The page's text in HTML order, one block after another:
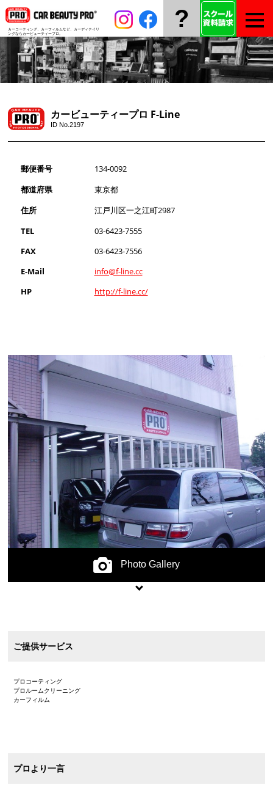
カーコーティング、カーフィルムなど、 カーディテイリ
ングならカービューティープロ。
?
カービューティープロ F-Line
ID No.2197
郵便番号
134-0092
都道府県
東京都
住所
江戸川区一之江町2987
TEL
03-6423-7555
FAX
03-6423-7556
E-Mail
info@f-line.cc
HP
http://f-line.cc/
Photo Gallery
ご提供サービス
プロコーティング
プロルームクリーニング
カーフィルム
プロより一言